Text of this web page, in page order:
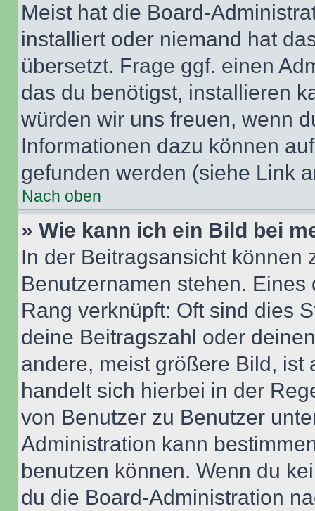
Meist hat die Board-
installiert oder niemand hat
übersetzt. Frage ggf. einen
das du benötigst, installieren
würden wir uns freuen, wenn
Informationen dazu können
gefunden werden (siehe Link
Nach oben
» Wie kann ich ein Bild bei
In der Beitragsansicht können
Benutzernamen stehen.
Rang verknüpft: Oft sind dies
deine Beitragszahl oder
andere, meist größere Bild, ist
handelt sich hierbei in der
von Benutzer zu Benutzer
Administration kann
benutzen können. Wenn du
du die Board-Administration